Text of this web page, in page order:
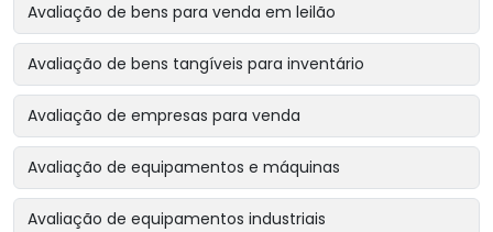
Avaliação de bens para venda em leilão
Avaliação de bens tangíveis para inventário
Avaliação de empresas para venda
Avaliação de equipamentos e máquinas
Avaliação de equipamentos industriais